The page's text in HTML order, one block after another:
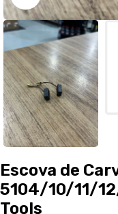
Escova de
5104/10/11/
Tools